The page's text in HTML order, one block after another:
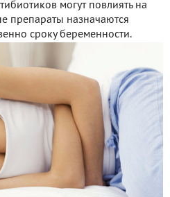
могут повлиять на
препараты назначаются
сроку беременности.